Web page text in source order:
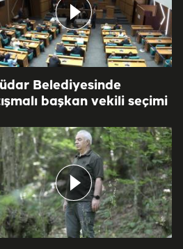
Belediyesinde
başkan vekili seçimi